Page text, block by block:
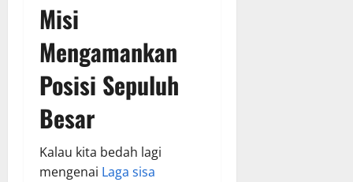
Misi
Mengamankan
Posisi Sepuluh
Besar
Kalau kita bedah lagi
mengenai Laga sisa